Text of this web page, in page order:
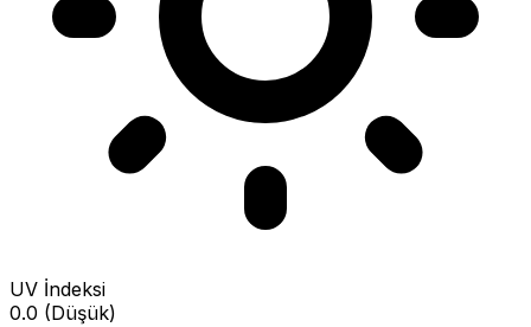
UV İndeksi
0.0 (Düşük)